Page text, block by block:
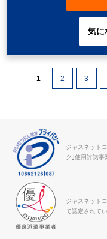
1 2 3
ジャスネット
ク｣使用許諾事
ジャスネット
て認定されてい